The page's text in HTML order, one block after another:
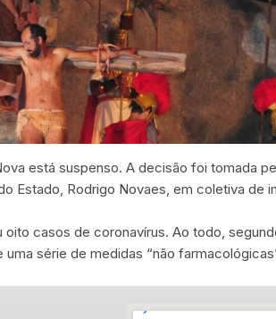
está suspenso. A decisão foi tomada
Rodrigo Novaes, em coletiva de
casos de coronavírus. Ao todo,
série de medidas “não